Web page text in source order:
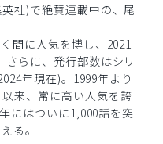
2026-02-19
社)で絶賛連載中の、尾
間に人気を博し、2021
らに、発行部数はシリ
年現在)。1999年より
来、常に高い人気を誇
にはついに1,000話を突
る。